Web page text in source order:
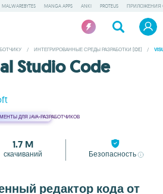
MALWAREBYTES MANGA APPS ANKI PROTEUS ПРИЛОЖЕНИЯ
/ ИНТЕГРИРОВАННЫЕ СРЕДЫ РАЗРАБОТКИ (IDE) /
Studio Code
ДЛЯ JAVA-РАЗРАБОТЧИКОВ
1.7 M
скачиваний Безопасность
редактор кода от